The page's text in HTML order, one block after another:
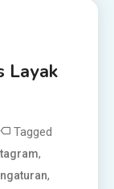
Layak
Tagged
,
,